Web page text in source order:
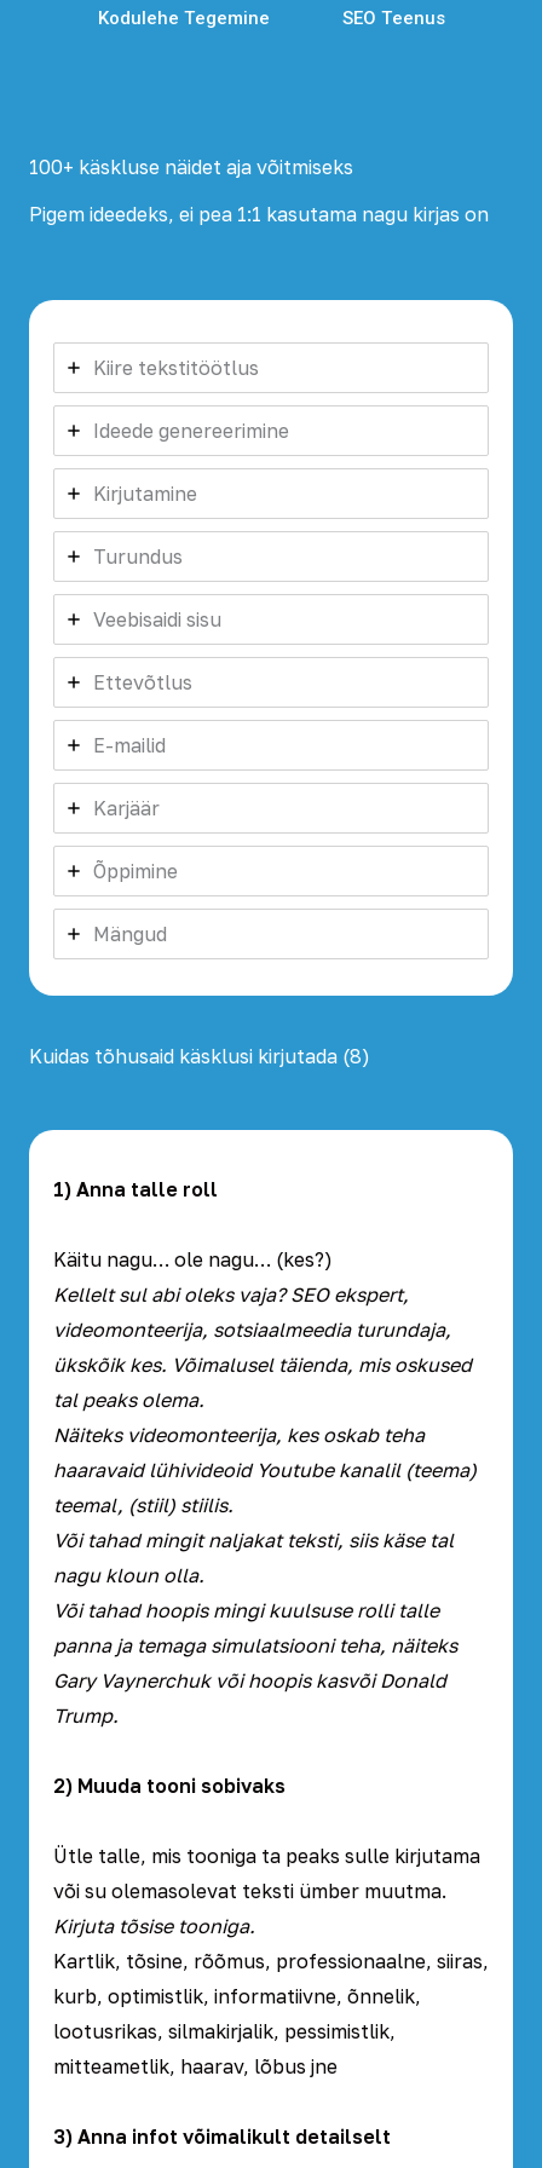
Kodulehe Tegemine SEO Teenus
100+ käskluse näidet aja võitmiseks
Pigem ideedeks, ei pea 1:1 kasutama nagu kirjas on
Kiire tekstitöötlus
Ideede genereerimine
Kirjutamine
Turundus
Veebisaidi sisu
Ettevõtlus
E-mailid
Karjäär
Õppimine
Mängud
Kuidas tõhusaid käsklusi kirjutada (8)
1) Anna talle roll
Käitu nagu… ole nagu… (kes?)
Kellelt sul abi oleks vaja? SEO ekspert,
videomonteerija, sotsiaalmeedia turundaja,
ükskõik kes. Võimalusel täienda, mis oskused
tal peaks olema.
Näiteks videomonteerija, kes oskab teha
haaravaid lühivideoid Youtube kanalil (teema)
teemal, (stiil) stiilis.
Või tahad mingit naljakat teksti, siis käse tal
nagu kloun olla.
Või tahad hoopis mingi kuulsuse rolli talle
panna ja temaga simulatsiooni teha, näiteks
Gary Vaynerchuk või hoopis kasvõi Donald
Trump.
2) Muuda tooni sobivaks
Ütle talle, mis tooniga ta peaks sulle kirjutama
või su olemasolevat teksti ümber muutma.
Kirjuta tõsise tooniga.
Kartlik, tõsine, rõõmus, professionaalne, siiras,
kurb, optimistlik, informatiivne, õnnelik,
lootusrikas, silmakirjalik, pessimistlik,
mitteametlik, haarav, lõbus jne
3) Anna infot võimalikult detailselt